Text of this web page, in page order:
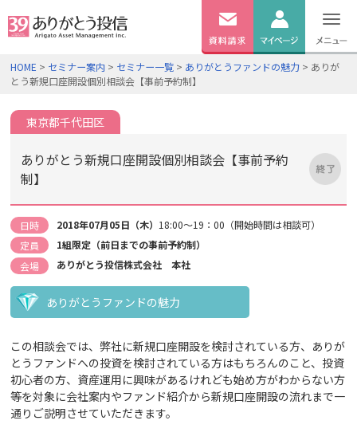
無料資料
ログイン
HOME > セミナー案内 > セミナー一覧 > ありがとうファンドの魅力 > ありが
とう新規口座開設個別相談会【事前予約制】
東京都千代田区
ありがとう新規口座開設個別相談会【事前予約
制】
日時 2018年07月05日（木） 18:00～19：00（開始時間は相談可）
定員
1組限定（前日までの事前予約制）
会場
ありがとう投信株式会社 本社
ありがとうファンドの魅力
この相談会では、弊社に新規口座開設を検討されている方、ありが
とうファンドへの投資を検討されている方はもちろんのこと、投資
初心者の方、資産運用に興味があるけれども始め方がわからない方
等を対象に会社案内やファンド紹介から新規口座開設の流れまで一
通りご説明させていただきます。